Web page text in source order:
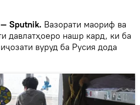
Sputnik. Вазорати маориф ва
давлатҳоеро нашр кард, ки ба
вуруд ба Русия дода